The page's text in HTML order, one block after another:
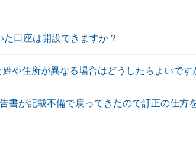
口座は開設できますか？
や住所が異なる場合はどうしたらよいです
書が記載不備で戻ってきたので訂正の仕方